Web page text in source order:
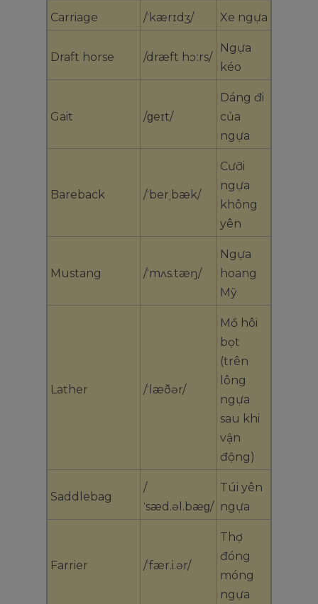
Carriage /ˈkærɪdʒ/ Xe ngựa
Draft horse /dræft hɔːrs/
Ngựa
kéo
Gait /ɡeɪt/
Dáng đi
của
ngựa
Bareback /ˈberˌbæk/
Cưỡi
ngựa
không
yên
Mustang /ˈmʌs.tæŋ/
Ngựa
hoang
Mỹ
Lather /ˈlæðər/
Mồ hôi
bọt
(trên
lông
ngựa
sau khi
vận
động)
Saddlebag
/
ˈsæd.əl.bæɡ/
Túi yên
ngựa
Farrier /ˈfær.i.ər/
Thợ
đóng
móng
ngựa